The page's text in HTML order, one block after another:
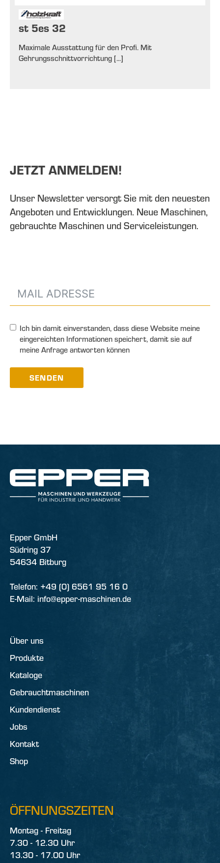
st 5es 32
Maximale Ausstattung für den Profi. Mit
Gehrungsschnittvorrichtung [...]
JETZT ANMELDEN!
Unser Newsletter versorgt Sie mit den neuesten
Angeboten und Entwicklungen. Neue Maschinen,
gebrauchte Maschinen und Serviceleistungen.
Ich bin damit einverstanden, dass diese Website meine
eingereichten Informationen speichert, damit sie auf
meine Anfrage antworten können
SENDEN
Epper GmbH
Südring 37
54634 Bitburg
Telefon: +49 (0) 6561 95 16 0
E-Mail: info@epper-maschinen.de
Über uns
Produkte
Kataloge
Gebrauchtmaschinen
Kundendienst
Jobs
Kontakt
Shop
ÖFFNUNGSZEITEN
Montag - Freitag
7.30 - 12.30 Uhr
13.30 - 17.00 Uhr